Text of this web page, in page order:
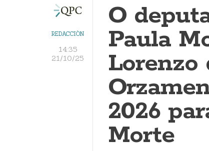
REDACCIÓN
14:35
21/10/25
O
Paula
Lorenzo
2026
Morte